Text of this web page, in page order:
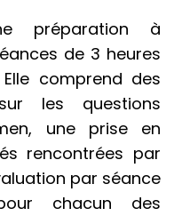
préparation à
de 3 heures
comprend des
les questions
une prise en
rencontrées par
par séance
chacun des